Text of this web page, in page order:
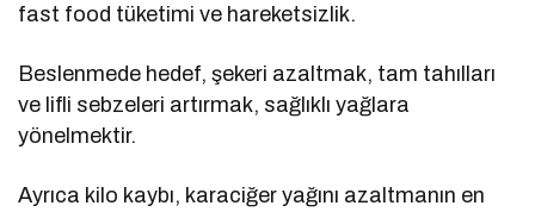
fast food tüketimi ve hareketsizlik.
Beslenmede hedef, şekeri azaltmak, tam tahılları
ve lifli sebzeleri artırmak, sağlıklı yağlara
yönelmektir.
Ayrıca kilo kaybı, karaciğer yağını azaltmanın en